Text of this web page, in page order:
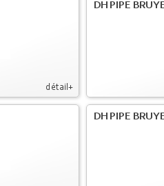
détail+
DH PIPE
DH PIPE